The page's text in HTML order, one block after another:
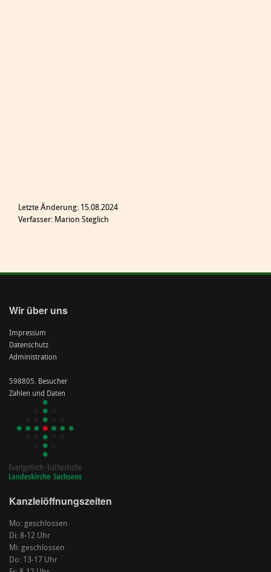
Letzte Änderung: 15.08.2024
Verfasser: Marion Steglich
Wir über uns
Impressum
Datenschutz
Administration
598805. Besucher
Zahlen und Daten
Kanzleiöffnungszeiten
Mo: geschlossen
Di: 8-12 Uhr
Mi: geschlossen
Do: 13-17 Uhr